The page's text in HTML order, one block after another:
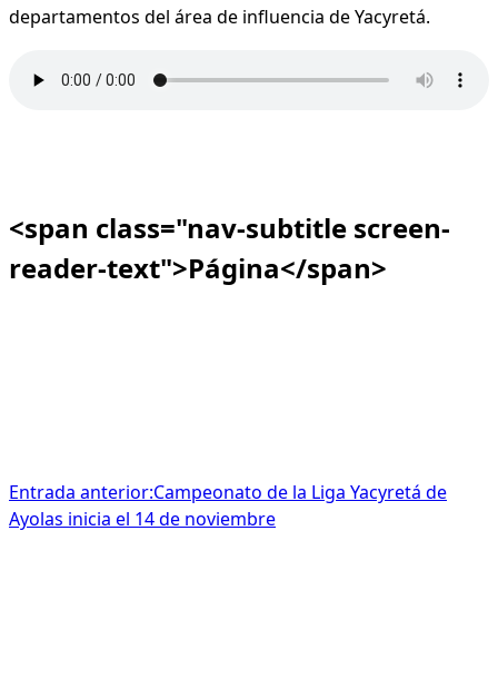
departamentos del área de influencia de Yacyretá.
<span class="nav-subtitle screen-
reader-text">Página</span>
Entrada anterior:Campeonato de la Liga Yacyretá de
Ayolas inicia el 14 de noviembre